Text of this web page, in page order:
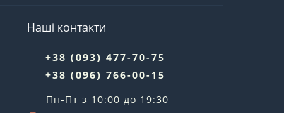
Наші контакти
+38 (093) 477-70-75
+38 (096) 766-00-15
Пн-Пт з 10:00 до 19:30